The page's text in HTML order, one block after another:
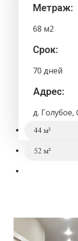
Метраж:
68 м2
Срок:
70 дней
Адрес:
д. Голубое,
44 м²
52 м²